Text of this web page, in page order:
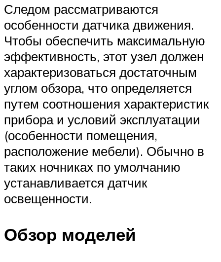
Следом рассматриваются
особенности датчика движения.
Чтобы обеспечить максимальную
эффективность, этот узел должен
характеризоваться достаточным
углом обзора, что определяется
путем соотношения характеристик
прибора и условий эксплуатации
(особенности помещения,
расположение мебели). Обычно в
таких ночниках по умолчанию
устанавливается датчик
освещенности.
Обзор моделей